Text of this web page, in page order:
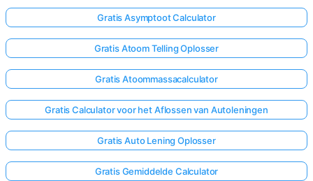
Gratis Asymptoot Calculator
Gratis Atoom Telling Oplosser
Gratis Atoommassacalculator
Gratis Calculator voor het Aflossen van Autoleningen
Gratis Auto Lening Oplosser
Gratis Gemiddelde Calculator